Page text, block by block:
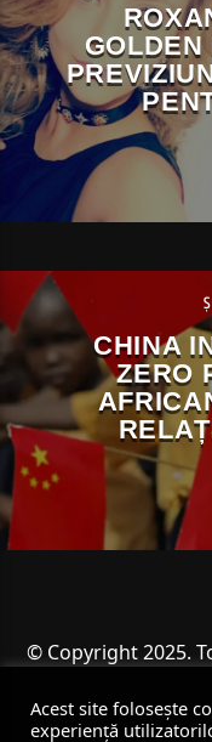
CHINA
ZERO
© Copyright 2025.
Acest site folosește
experiență